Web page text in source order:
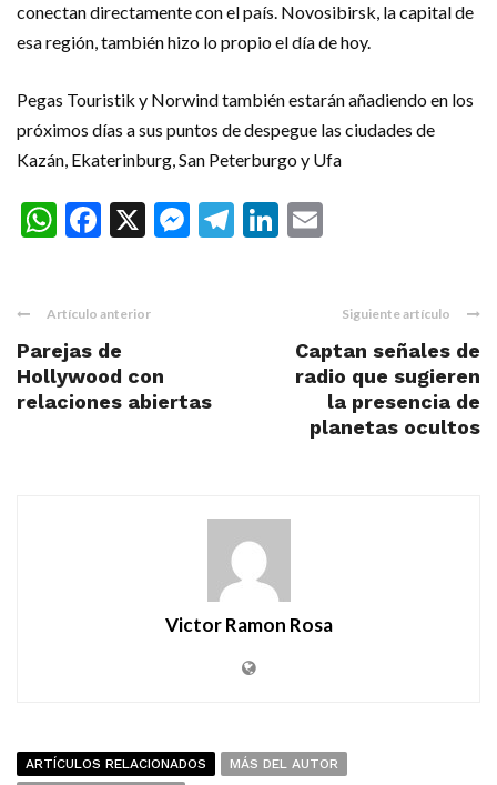
conectan directamente con el país. Novosibirsk, la capital de
esa región, también hizo lo propio el día de hoy.
Pegas Touristik y Norwind también estarán añadiendo en los
próximos días a sus puntos de despegue las ciudades de
Kazán, Ekaterinburg, San Peterburgo y Ufa
WhatsApp
Facebook
X Messenger
Telegram
LinkedIn
Artículo anterior
Parejas de
Hollywood con
relaciones abiertas
Siguiente artículo
Captan señales de
radio que sugieren
la presencia de
planetas ocultos
Victor Ramon Rosa
ARTÍCULOS RELACIONADOS
MÁS DEL AUTOR